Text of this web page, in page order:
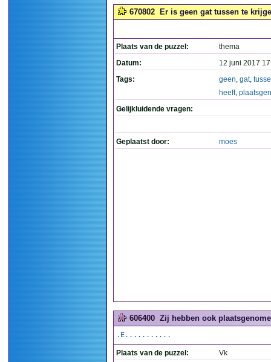
670802 Er is geen gat tussen te
Plaats van de puzzel:
thema
Datum:
12 juni 2017
Tags:
geen, gat,
heeft,
Gelijkluidende vragen:
Geplaatst door: moes
606400 Zij hebben ook
.E...........
Plaats van de puzzel: Vk